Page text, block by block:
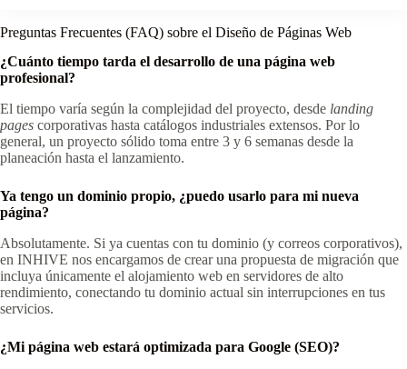
Preguntas Frecuentes (FAQ) sobre el Diseño de Páginas Web
¿Cuánto tiempo tarda el desarrollo de una página web
profesional?
El tiempo varía según la complejidad del proyecto, desde landing
pages corporativas hasta catálogos industriales extensos. Por lo
general, un proyecto sólido toma entre 3 y 6 semanas desde la
planeación hasta el lanzamiento.
Ya tengo un dominio propio, ¿puedo usarlo para mi nueva
página?
Absolutamente. Si ya cuentas con tu dominio (y correos corporativos),
en INHIVE nos encargamos de crear una propuesta de migración que
incluya únicamente el alojamiento web en servidores de alto
rendimiento, conectando tu dominio actual sin interrupciones en tus
servicios.
¿Mi página web estará optimizada para Google (SEO)?